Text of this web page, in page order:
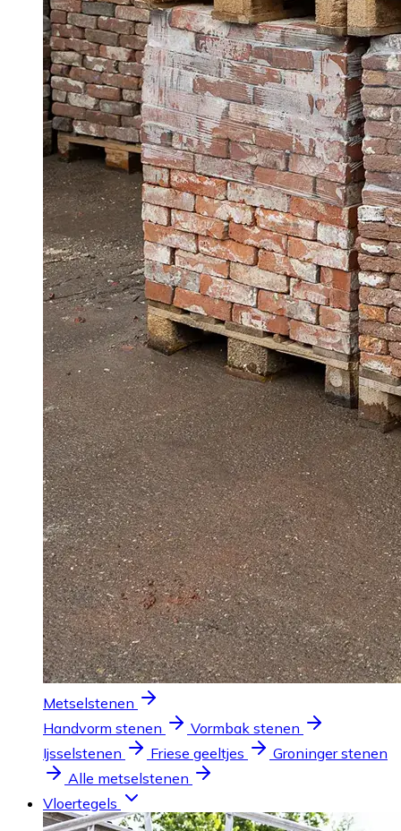
Metselstenen
Handvorm stenen
Vormbak stenen
Ijsselstenen
Friese geeltjes
Groninger stenen
Alle metselstenen
Vloertegels